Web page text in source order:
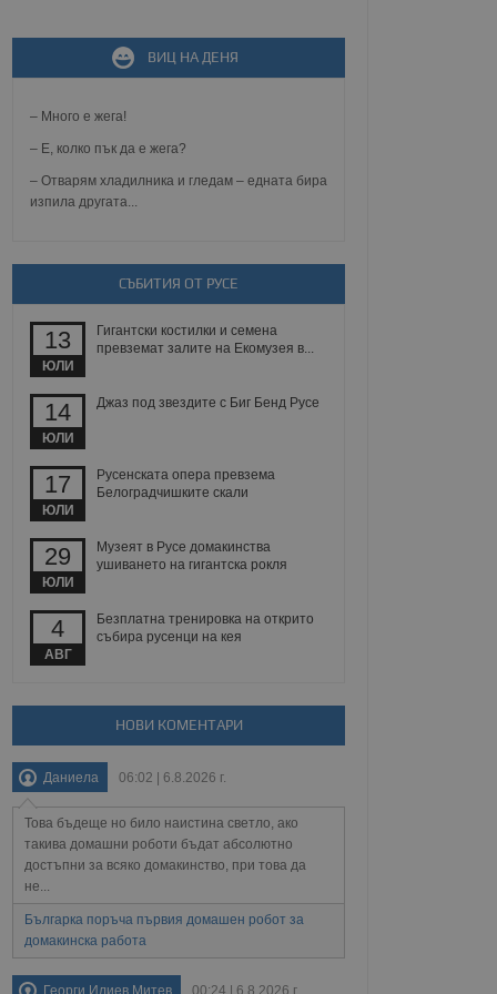
ВИЦ НА ДЕНЯ
– Много е жега!
– Е, колко пък да е жега?
– Отварям хладилника и гледам – едната бира
изпила другата...
СЪБИТИЯ ОТ РУСЕ
13
ЮЛИ
Гигантски костилки и семена
превземат залите на Екомузея в...
14
ЮЛИ
Джаз под звездите с Биг Бенд Русе
17
ЮЛИ
Русенската опера превзема
Белоградчишките скали
29
ЮЛИ
Музеят в Русе домакинства
ушиването на гигантска рокля
4
АВГ
Безплатна тренировка на открито
събира русенци на кея
НОВИ КОМЕНТАРИ
Даниела 06:02 | 6.8.2026 г.
Това бъдеще но било наистина светло, ако
такива домашни роботи бъдат абсолютно
достъпни за всяко домакинство, при това да
не...
Българка поръча първия домашен робот за
домакинска работа
Георги Илиев Митев 00:24 | 6.8.2026 г.
зададена от уеб
MVC
известно като
при затваряне
на съгласието на
за тяхното
сесии.
между хората
уебсайт.
на
на бисквитките,
съответствие и
и
и предоставя
използва
потребител може
поведение и
на сайта. Тя
с
на
на сайта.
взаимодействия
и потребителския
събиране на данни
за
се
на тестване.
данни,
на посещенията,
опит.
тя може
на сайта. Тя
която е
в целия
на социалните